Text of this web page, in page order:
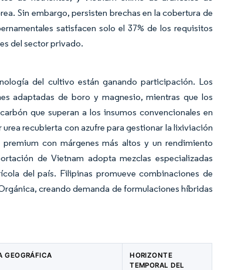
Sin embargo, persisten brechas en la cobertura de
satisfacen solo el 37% de los requisitos
del sector privado.
del cultivo están ganando participación. Los
adaptadas de boro y magnesio, mientras que los
que superan a los insumos convencionales en
recubierta con azufre para gestionar la lixiviación
con márgenes más altos y un rendimiento
de Vietnam adopta mezclas especializadas
del país. Filipinas promueve combinaciones de
creando demanda de formulaciones híbridas
GEOGRÁFICA
HORIZONTE
TEMPORAL DEL